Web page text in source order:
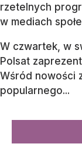
rzetelnych
w mediach
W czwartek, w
Polsat
Wśród nowości
popularnego...